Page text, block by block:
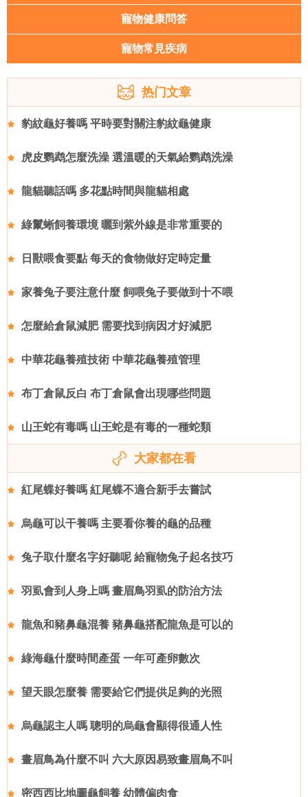
寵物健康問答
寵物常見疾病
热门文章
豹紋龜好養嗎 平時要對關注豹紋龜健康
虎皮鹦鹉怎麼洗澡 選溫暖的天氣給鹦鹉洗澡
龍貓聽話嗎 多花點時間與龍貓相處
綠鬣蜥飼養環境 曬到紫外線是非常重要的
日獸喂食要點 每天的食物做好定時定量
家養兔子要注意什麼 飼喂兔子要做到十不喂
怎麼給倉鼠減肥 需要找到病因才好減肥
中華花龜養殖技術 中華花龜養殖管理
布丁倉鼠反白 布丁倉鼠會出現哪些問題
山王蛇有毒嗎 山王蛇是有毒的一種蛇類
大家都在看
紅尾蝶好養嗎 紅尾蝶不適合新手去嘗試
烏龜可以干養嗎 主要看你養的龜的品種
兔子取什麼名字好聽呢 給寵物兔子起名技巧
羽虱會到人身上嗎 畫眉鳥羽虱的防治方法
龍魚和豬鼻龜混養 豬鼻龜搭配龍魚是可以的
綠海龜什麼時間產蛋 一年可產卵數次
望天眼怎麼養 需要給它們提供足夠的光照
烏龜認主人嗎 聰明的烏龜會顯得很通人性
畫眉鳥為什麼不叫 六大原因易致畫眉鳥不叫
密西西比地圖龜飼養 幼體偏肉食